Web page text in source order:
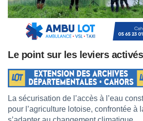
Le point sur les leviers
La sécurisation de l’accès à l’eau
pour l’agriculture lotoise, confrontée à